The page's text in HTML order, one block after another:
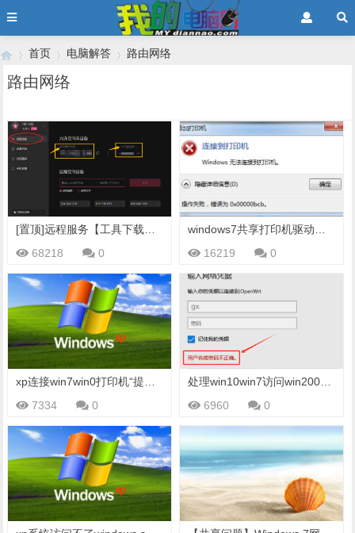
›
首页
›
电脑解答
›
路由网络
路由网络
68218
0
16219
0
7334
0
6960
0